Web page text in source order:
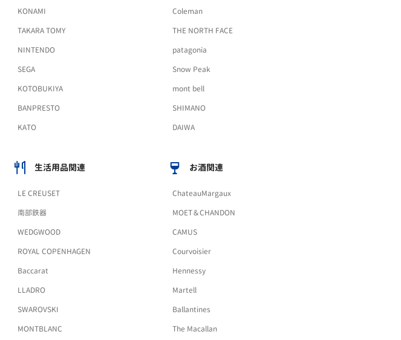
KONAMI
TAKARA TOMY
NINTENDO
SEGA
KOTOBUKIYA
BANPRESTO
KATO
Coleman
THE NORTH FACE
patagonia
Snow Peak
mont bell
SHIMANO
DAIWA
生活用品関連
LE CREUSET
南部鉄器
WEDGWOOD
ROYAL COPENHAGEN
Baccarat
LLADRO
SWAROVSKI
MONTBLANC
お酒関連
ChateauMargaux
MOET＆CHANDON
CAMUS
Courvoisier
Hennessy
Martell
Ballantines
The Macallan